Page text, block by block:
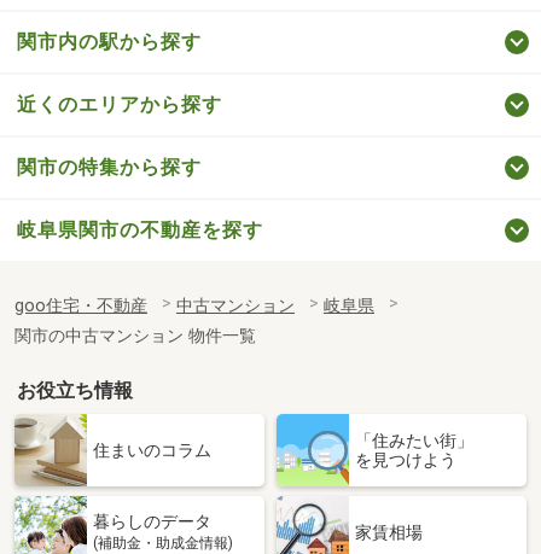
関市内の駅から探す
近くのエリアから探す
関市の特集から探す
岐阜県関市の不動産を探す
goo住宅・不動産 中古マンション
岐阜県
関市の中古マンション 物件一覧
お役立ち情報
住まいのコラム
「住みたい街」
を見つけよう
暮らしのデータ
(補助金・助成金情報)
家賃相場